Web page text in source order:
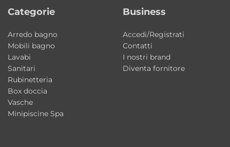
Tipologia: lavabo/lavatoio sospeso
Collezione: MEG11PRO
Brand: Galassia
Designer: Antonio Pascale
Materiale: ceramica
Installazione: sospesa
Dimensioni: 55×47 cm / 65×46 cm
Fissaggi: inclusi
Categorie
Arredo bagno
Mobili bagno
Lavabi
Sanitari
Rubinetteria
Box doccia
Vasche
Minipiscine Spa
Business
Accedi/Registrati
Contatti
I nostri brand
Diventa fornitore